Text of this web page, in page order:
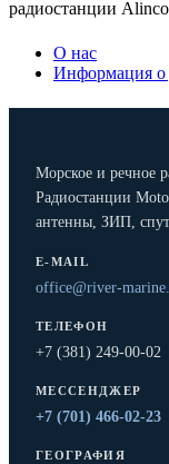
радиостанции
О нас
Информация о
Морское и речное
Радиостанции
антенны, ЗИП,
E-MAIL
office@river-
ТЕЛЕФОН
+7 (381) 249-00-02
МЕССЕНДЖЕР
+7 (701) 466-02-23
ГЕОГРАФИЯ